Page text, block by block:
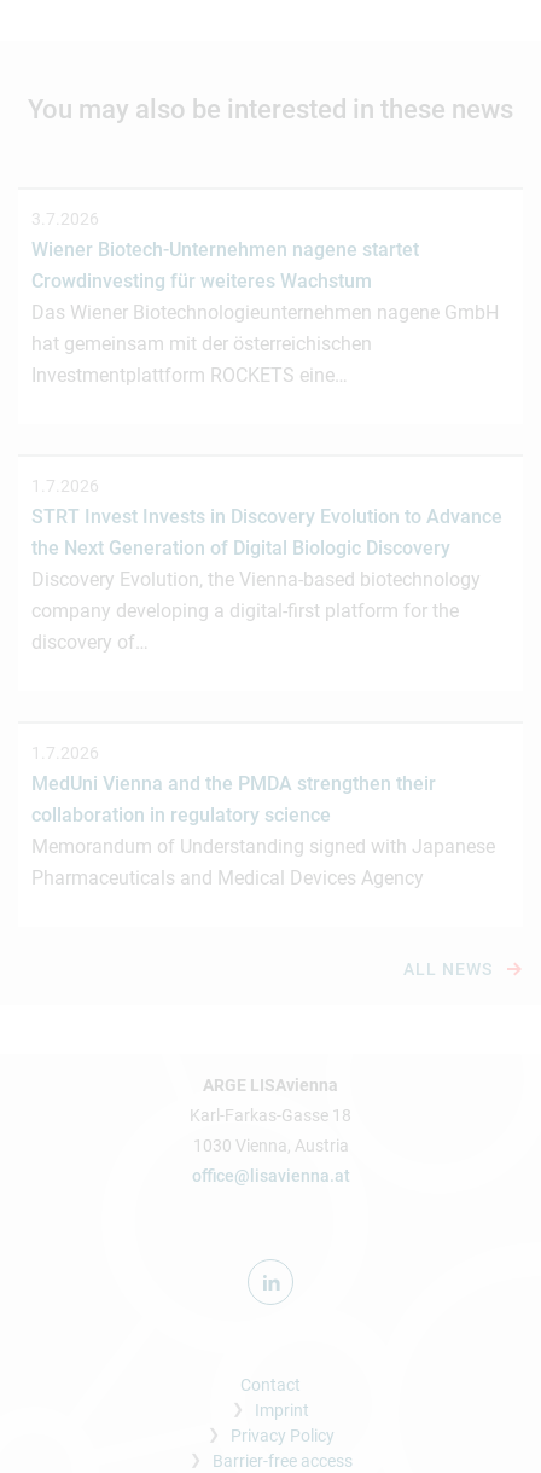
You may also be interested in these news
3.7.2026
Wiener Biotech-Unternehmen nagene startet
Crowdinvesting für weiteres Wachstum
Das Wiener Biotechnologieunternehmen nagene GmbH
hat gemeinsam mit der österreichischen
Investmentplattform ROCKETS eine…
1.7.2026
STRT Invest Invests in Discovery Evolution to Advance
the Next Generation of Digital Biologic Discovery
Discovery Evolution, the Vienna-based biotechnology
company developing a digital-first platform for the
discovery of…
1.7.2026
MedUni Vienna and the PMDA strengthen their
collaboration in regulatory science
Memorandum of Understanding signed with Japanese
Pharmaceuticals and Medical Devices Agency
ALL NEWS
ARGE LISAvienna
Karl-Farkas-Gasse 18
1030 Vienna, Austria
office@lisavienna.at
Contact
Imprint
Privacy Policy
Barrier-free access